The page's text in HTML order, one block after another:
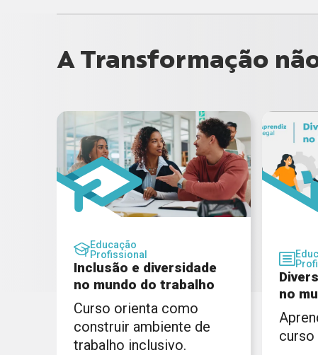
A Transformação
Educação
Profissional
Inclusão e diversidade
no mundo do trabalho
Curso orienta como
construir ambiente de
trabalho inclusivo.
no